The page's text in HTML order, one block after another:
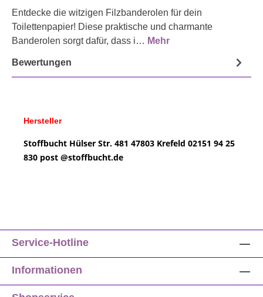
Entdecke die witzigen Filzbanderolen für dein
Toilettenpapier! Diese praktische und charmante
Banderolen sorgt dafür, dass i… Mehr
Bewertungen
Hersteller
Stoffbucht Hülser Str. 481 47803 Krefeld 02151 94 25
830 post @stoffbucht.de
Service-Hotline
Informationen